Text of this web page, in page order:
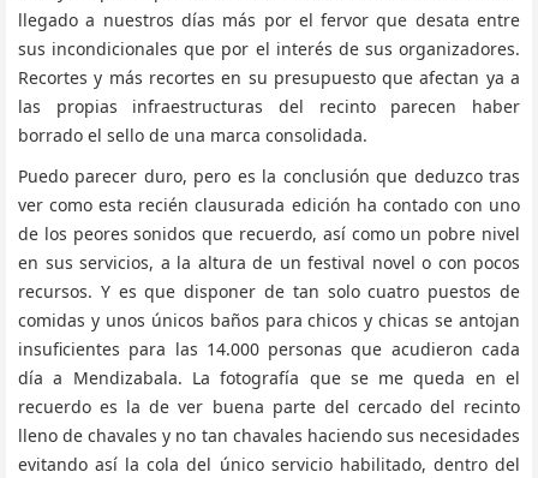
llegado a nuestros días más por el fervor que desata entre
sus incondicionales que por el interés de sus organizadores.
Recortes y más recortes en su presupuesto que afectan ya a
las propias infraestructuras del recinto parecen haber
borrado el sello de una marca consolidada.
Puedo parecer duro, pero es la conclusión que deduzco tras
ver como esta recién clausurada edición ha contado con uno
de los peores sonidos que recuerdo, así como un pobre nivel
en sus servicios, a la altura de un festival novel o con pocos
recursos. Y es que disponer de tan solo cuatro puestos de
comidas y unos únicos baños para chicos y chicas se antojan
insuficientes para las 14.000 personas que acudieron cada
día a Mendizabala. La fotografía que se me queda en el
recuerdo es la de ver buena parte del cercado del recinto
lleno de chavales y no tan chavales haciendo sus necesidades
evitando así la cola del único servicio habilitado, dentro del